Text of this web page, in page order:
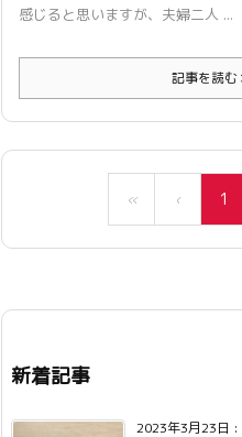
感じると思いますが、夫婦二人 ...
記事を読む
« ‹ 1
新着記事
2023年3月23日 :